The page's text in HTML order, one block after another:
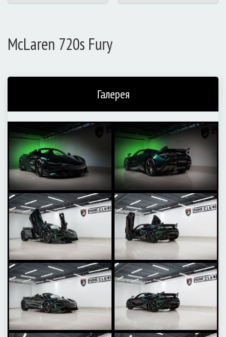
McLaren 720s Fury
Галерея